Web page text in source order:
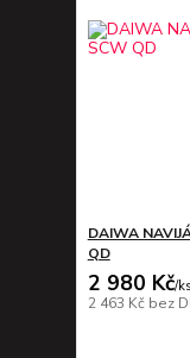
DAIWA
QD
2 980 Kč/ks
2 463 Kč bez